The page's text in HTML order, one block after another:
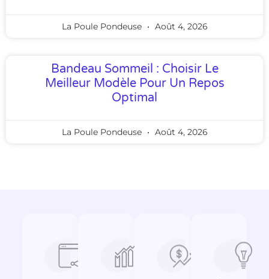
La Poule Pondeuse Août 4, 2026
Bandeau Sommeil : Choisir Le
Meilleur Modèle Pour Un Repos
Optimal
La Poule Pondeuse Août 4, 2026